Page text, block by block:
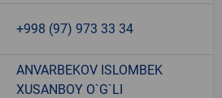
+998 (97) 973 33 34
ANVARBEKOV ISLOMBEK
XUSANBOY O`G`LI